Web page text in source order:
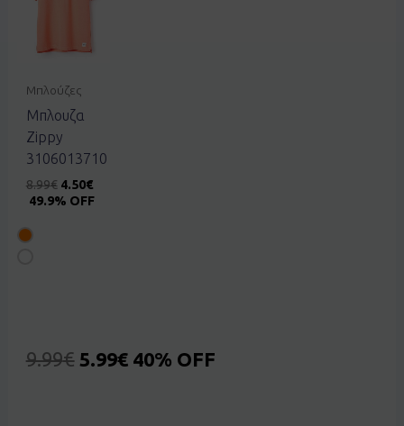
Μπλούζες
Μπλουζα
Zippy
3106013710
8.99€ 4.50€
49.9% OFF
9.99€ 5.99€ 40% OFF